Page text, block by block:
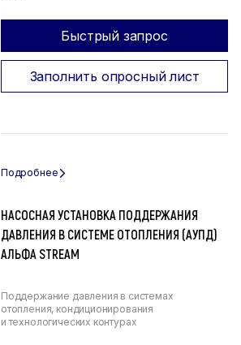
Быстрый запрос
Заполнить опросный лист
НАСОСНАЯ УСТАНОВКА ПОДДЕРЖАНИЯ
ДАВЛЕНИЯ В СИСТЕМЕ ОТОПЛЕНИЯ (АУПД)
АЛЬФА STREAM
Поддержание давления в системах
отопления, кондиционирования
и технологических контурах